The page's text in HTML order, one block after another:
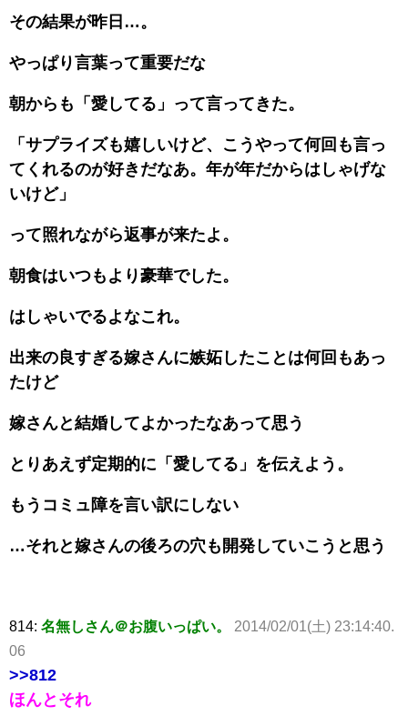
その結果が昨日…。
やっぱり言葉って重要だな
朝からも「愛してる」って言ってきた。
「サプライズも嬉しいけど、こうやって何回も言っ
てくれるのが好きだなあ。年が年だからはしゃげな
いけど」
って照れながら返事が来たよ。
朝食はいつもより豪華でした。
はしゃいでるよなこれ。
出来の良すぎる嫁さんに嫉妬したことは何回もあっ
たけど
嫁さんと結婚してよかったなあって思う
とりあえず定期的に「愛してる」を伝えよう。
もうコミュ障を言い訳にしない
…それと嫁さんの後ろの穴も開発していこうと思う
814: 名無しさん＠お腹いっぱい。
2014/02/01(土) 23:14:40.
06
>>812
ほんとそれ